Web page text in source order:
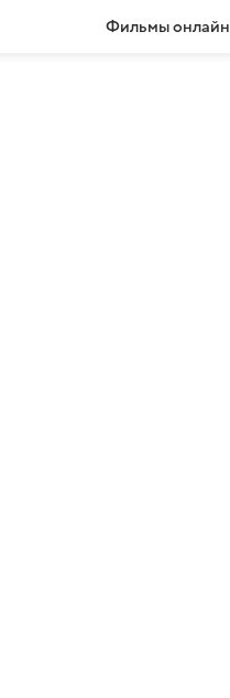
Фильмы онлайн